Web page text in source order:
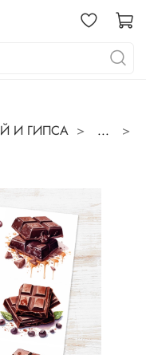
И ГИПСА
...